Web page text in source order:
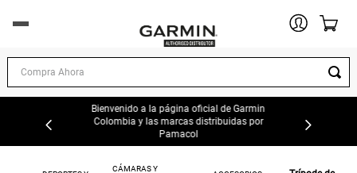
DEPORTES Y EJERCICIO
EXPLORACION AL AIRE LIBRE
AUTOMOTOR
Compra Ahora
Bienvenido a la página oficial de Garmin
Colombia y las marcas distribuidas por
Pamacol
CÁMARAS Y